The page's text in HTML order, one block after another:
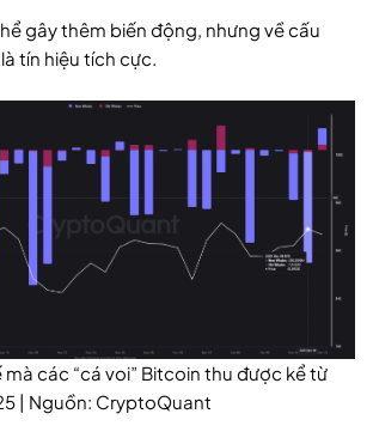
gây thêm biến động, nhưng về cấu
tín hiệu tích cực.
các “cá voi” Bitcoin thu được kể từ
| Nguồn: CryptoQuant